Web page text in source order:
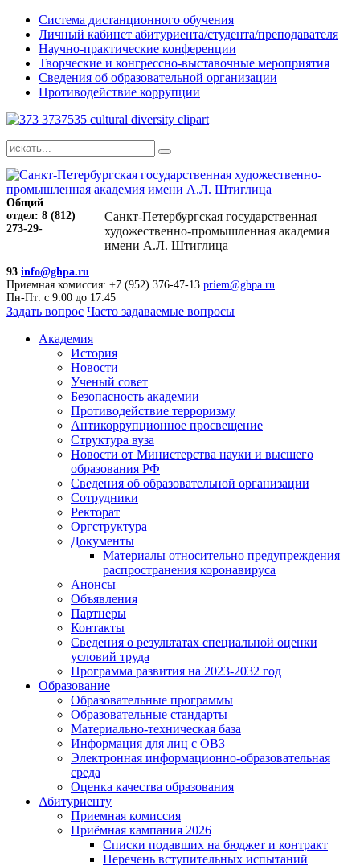
Система дистанционного обучения
Личный кабинет абитуриента/студента/преподавателя
Научно-практические конференции
Творческие и конгрессно-выставочные мероприятия
Сведения об образовательной организации
Противодействие коррупции
Санкт-Петербургская государственная
художественно-промышленная академия
имени А.Л. Штиглица
Общий
отдел: 8 (812)
273-29-
93 info@ghpa.ru
Приемная комиссия: +7 (952) 376-47-13 priem@ghpa.ru
Пн-Пт: с 9:00 до 17:45
Задать вопрос Часто задаваемые вопросы
Академия
История
Новости
Ученый совет
Безопасность академии
Противодействие терроризму
Антикоррупционное просвещение
Структура вуза
Новости от Министерства науки и высшего
образования РФ
Сведения об образовательной организации
Сотрудники
Ректорат
Оргструктура
Документы
Материалы относительно предупреждения
распространения коронавируса
Анонсы
Объявления
Партнеры
Контакты
Сведения о результатах специальной оценки
условий труда
Программа развития на 2023-2032 год
Образование
Образовательные программы
Образовательные стандарты
Материально-техническая база
Информация для лиц с ОВЗ
Электронная информационно-образовательная
среда
Оценка качества образования
Абитуриенту
Приемная комиссия
Приёмная кампания 2026
Списки подавших на бюджет и контракт
Перечень вступительных испытаний